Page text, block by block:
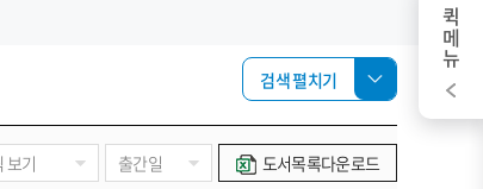
퀵메뉴
검색 펼치기
도서목록다운로드